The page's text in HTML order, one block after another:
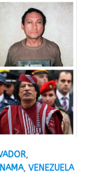
,
, VENEZUELA